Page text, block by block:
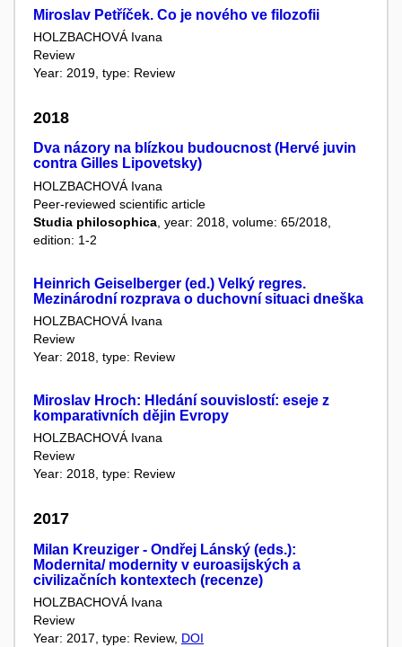
Miroslav Petříček. Co je nového ve filozofii
HOLZBACHOVÁ Ivana
Review
Year: 2019, type: Review
2018
Dva názory na blízkou budoucnost (Hervé juvin
contra Gilles Lipovetsky)
HOLZBACHOVÁ Ivana
Peer-reviewed scientific article
Studia philosophica , year: 2018, volume: 65/2018,
edition: 1-2
Heinrich Geiselberger (ed.) Velký regres.
Mezinárodní rozprava o duchovní situaci dneška
HOLZBACHOVÁ Ivana
Review
Year: 2018, type: Review
Miroslav Hroch: Hledání souvislostí: eseje z
komparativních dějin Evropy
HOLZBACHOVÁ Ivana
Review
Year: 2018, type: Review
2017
Milan Kreuziger - Ondřej Lánský (eds.):
Modernita/ modernity v euroasijských a
civilizačních kontextech (recenze)
HOLZBACHOVÁ Ivana
Review
Year: 2017, type: Review, DOI